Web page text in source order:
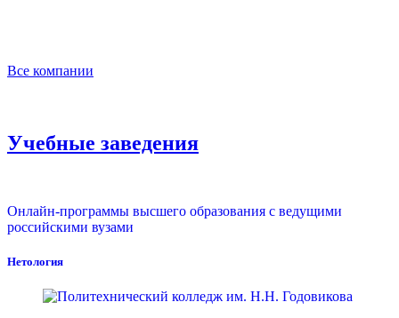
Все компании
Учебные заведения
Онлайн-программы высшего образования с ведущими
российскими вузами
Нетология